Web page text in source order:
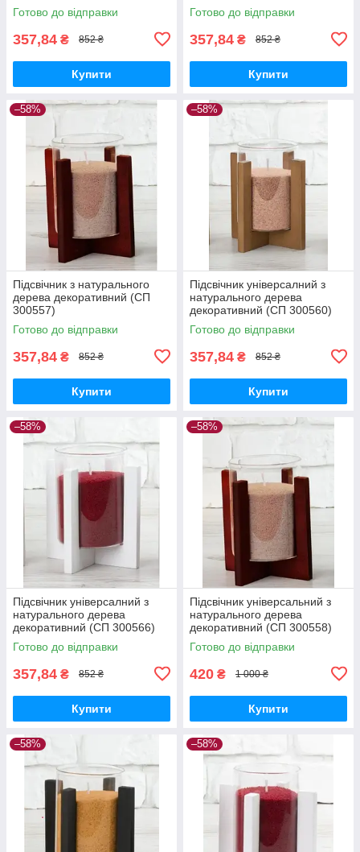
Готово до відправки
357,84 ₴ 852 ₴
Купити
Готово до відправки
357,84 ₴ 852 ₴
Купити
–58%
Підсвічник з натурального
дерева декоративний (СП
300557)
Готово до відправки
357,84 ₴ 852 ₴
Купити
–58%
Підсвічник універсалний з
натурального дерева
декоративний (СП 300560)
Готово до відправки
357,84 ₴ 852 ₴
Купити
–58%
Підсвічник універсалний з
натурального дерева
декоративний (СП 300566)
Готово до відправки
357,84 ₴ 852 ₴
Купити
–58%
Підсвічник універсальний з
натурального дерева
декоративний (СП 300558)
Готово до відправки
420 ₴ 1 000 ₴
Купити
–58% –58%